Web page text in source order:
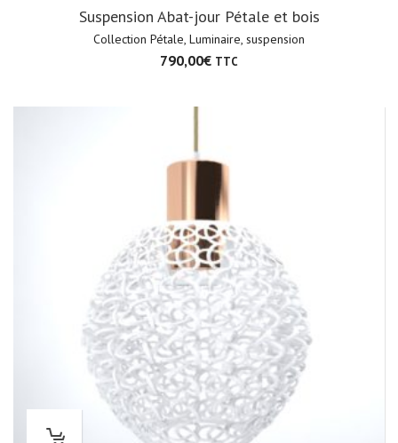
Suspension Abat-jour Pétale et bois
Collection Pétale, Luminaire, suspension
790,00€ TTC